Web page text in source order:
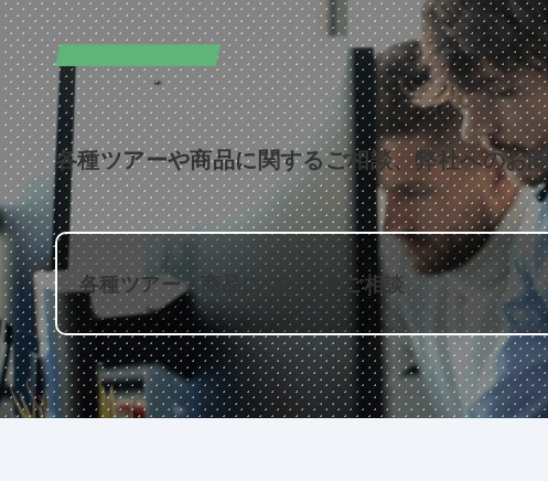
CONTACT
お問い合わせ
各種ツアーや商品に関するご相談、弊社へのお
各種ツアー・商品についてのご相談